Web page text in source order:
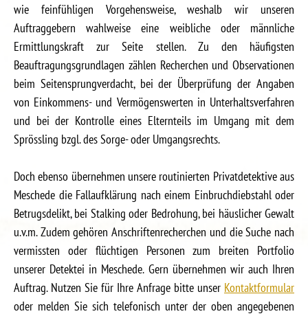
wie feinfühligen Vorgehensweise, weshalb wir unseren
Auftraggebern wahlweise eine weibliche oder männliche
Ermittlungskraft zur Seite stellen. Zu den häufigsten
Beauftragungsgrundlagen zählen Recherchen und Observationen
beim Seitensprungverdacht, bei der Überprüfung der Angaben
von Einkommens- und Vermögenswerten in Unterhaltsverfahren
und bei der Kontrolle eines Elternteils im Umgang mit dem
Sprössling bzgl. des Sorge- oder Umgangsrechts.
Doch ebenso übernehmen unsere routinierten Privatdetektive aus
Meschede die Fallaufklärung nach einem Einbruchdiebstahl oder
Betrugsdelikt, bei Stalking oder Bedrohung, bei häuslicher Gewalt
u.v.m. Zudem gehören Anschriftenrecherchen und die Suche nach
vermissten oder flüchtigen Personen zum breiten Portfolio
unserer Detektei in Meschede. Gern übernehmen wir auch Ihren
Auftrag. Nutzen Sie für Ihre Anfrage bitte unser Kontaktformular
oder melden Sie sich telefonisch unter der oben angegebenen